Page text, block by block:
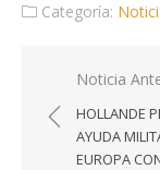
Categoría:
de
entradas
Noticia
HOLLANDE
AYUDA
EUROPA